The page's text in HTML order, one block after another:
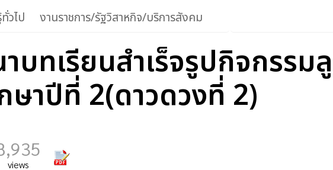
วไป งานราชการ/รัฐวิสาหกิจ/บริการสังคม
ทเรียนสำเร็จรูปกิจกรรม
ษาปีที่ 2(ดาวดวงที่ 2)
views